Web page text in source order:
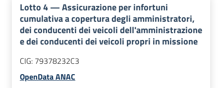
Lotto4—Assicurazione per infortuni
cumulativa a copertura degli amministratori,
dei conducenti dei veicoli dell'amministrazione
e dei conducenti dei veicoli propri in missione
CIG: 79378232C3
OpenData ANAC